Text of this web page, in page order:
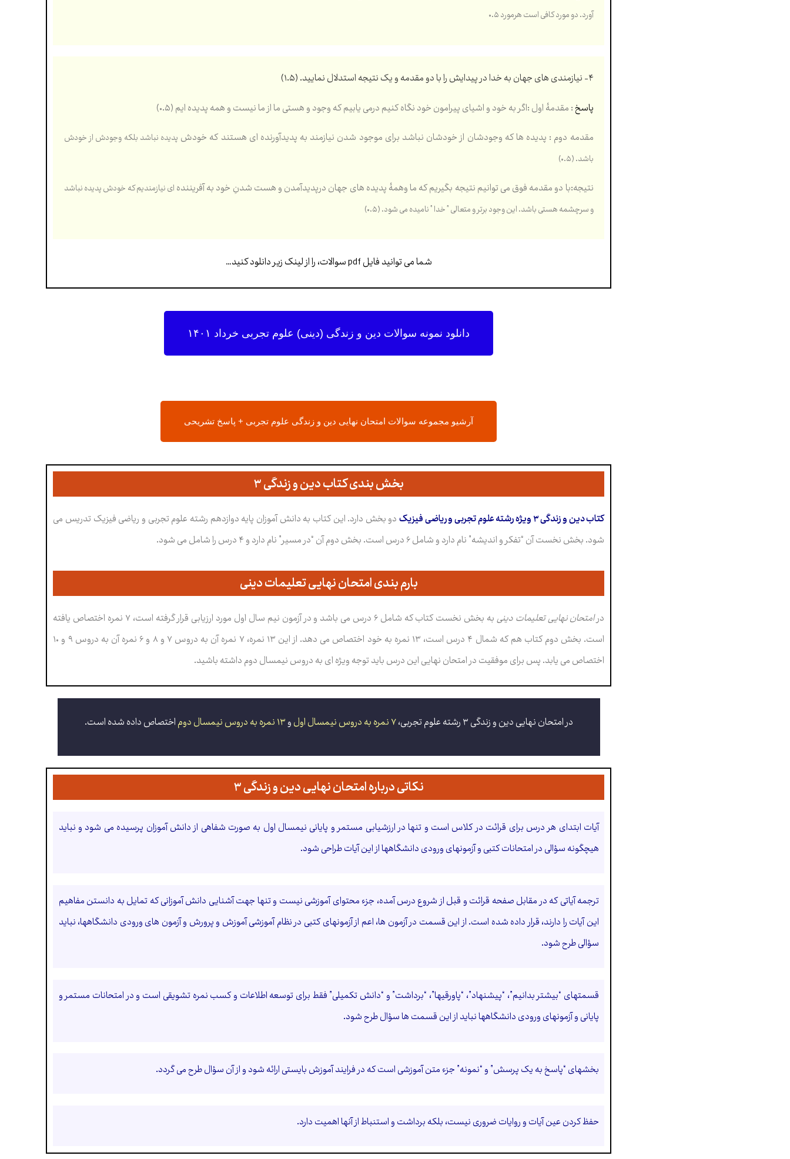
آورد. دو مورد كافی است هرمورد ۰.۵
۴- نیازمندی های جهان به خدا در پیدایش را با دو مقدمه و یک نتیجه استدلال نمایید.
(۱.۵)
پاسخ: مقدمۀ اول :اگر به خود و اشيای پيرامون خود نگاه كنيم درمی يابيم كه وجود و هستی ما از ما نيست و همه پديده ايم (۰.۵)
مقدمه دوم : پديده ها كه وجودشان از خودشان نباشد برای موجود شدن نيازمند به پديدآورنده ای هستند كه خودش پديده نباشد بلكه وجودش از خودش
باشد. (۰.۵)
نتيجه:با دو مقدمه فوق می توانيم نتيجه بگيريم كه ما وهمۀ پديده های جهان درپديدآمدن و هست شدنِ خود به آفرينندهای نيازمنديم كه خودش پديده نباشد
و سرچشمه هستی باشد. اين وجود برتر و متعالی ” خدا ” ناميده می شود. (۰.۵)
شما می توانید فایل pdf سوالات، را از لینک زیر دانلود کنید…
دانلود نمونه سوالات دین و زندگی (دینی) علوم تجربی خرداد ۱۴۰۱
آرشیو مجموعه سوالات امتحان نهایی دین و زندگی علوم تجربی + پاسخ تشریحی
بخش بندی کتاب دین و زندگی ۳
کتاب دین و زندگی ۳ ویژه رشته علوم تجربی و ریاضی فیزیک
دو بخش دارد. این کتاب به دانش آموزان پایه دوازدهم رشته علوم تجربی و ریاضی فیزیک تدریس می
شود. بخش نخست آن “تفکر و اندیشه” نام دارد و شامل ۶ درس است. بخش دوم آن “در مسیر” نام دارد و ۴ درس را شامل می شود.
بارم بندی امتحان نهایی تعلیمات دینی
درامتحان نهایی تعلیمات دینی
به بخش نخست کتاب که شامل ۶ درس می باشد و در آزمون نیم سال اول مورد ارزیابی قرار گرفته است، ۷ نمره اختصاص یافته
است. بخش دوم کتاب هم که شمال ۴ درس است، ۱۳ نمره به خود اختصاص می دهد. از این ۱۳ نمره، ۷ نمره آن به دروس ۷ و ۸ و ۶ نمره آن به دروس ۹ و ۱۰
اختصاص می یابد. پس برای موفقیت در امتحان نهایی این درس باید توجه ویژه ای به دروس نیمسال دوم داشته باشید.
در امتحان نهایی دین و زندگی ۳ رشته علوم تجربی، ۷ نمره به دروس نیمسال اول و اختصاص داده شده است.
نکاتی درباره امتحان نهایی دین و زندگی ۳
آیات ابتدای هر درس برای قرائت در كلاس است و تنها در ارزشیابی مستمر و پایانی نیمسال اول به صورت شفاهی از دانش آموزان پرسیده می شود و نباید
هیچگونه سؤالی در امتحانات كتبی و آزمونهای ورودی دانشگاهها از این آیات طراحی شود.
ترجمه آیاتی که در مقابل صفحه قرائت و قبل از شروع درس آمده، جزء محتوای آموزشی نیست و تنها جهت آشنایی دانش آموزانی كه تمایل به دانستن مفاهیم
این آیات را دارند، قرار داده شده است. از این قسمت در آزمون ها، اعم از آزمونهای كتبی در نظام آموزشی آموزش و پرورش و آزمون های ورودی دانشگاهها، نباید
سؤالی طرح شود.
قسمتهای “بیشتر بدانیم”، “پیشنهاد”، “پاورقیها”، “برداشت” و “دانش تکمیلی” فقط برای توسعه اطلاعات و كسب نمره تشویقی است و در امتحانات مستمر و
پایانی و آزمونهای ورودی دانشگاهها نباید از این قسمت ها سؤال طرح شود.
بخشهای “پاسخ به یک پرسش” و “نمونه” جزء متن آموزشی است که در فرایند آموزش بایستی ارائه شود و از آن سؤال طرح می گردد.
حفظ کردن عین آیات و روایات ضروری نیست، بلکه برداشت و استنباط از آنها اهمیت دارد.